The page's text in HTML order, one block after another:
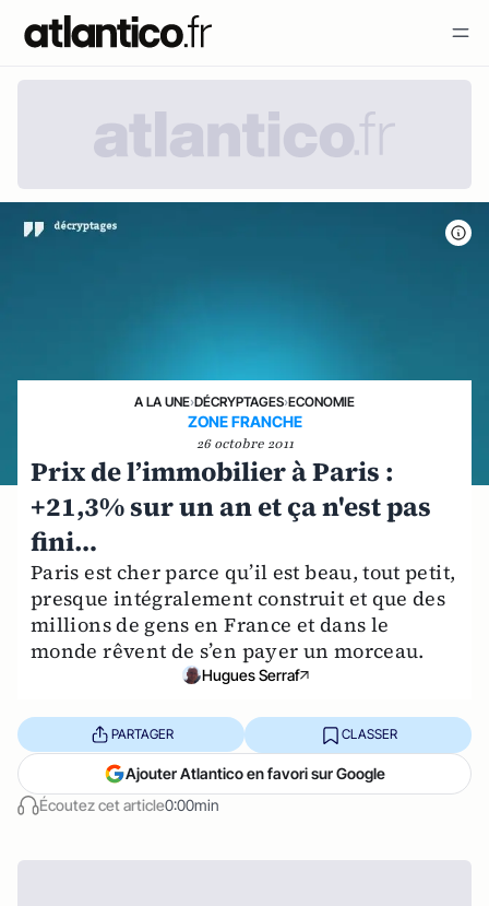
A LA UNE›DÉCRYPTAGES›ECONOMIE
ZONE FRANCHE
26 octobre 2011
Prix de l’immobilier à Paris :
+21,3% sur un an et ça n'est pas
fini…
Paris est cher parce qu’il est beau, tout petit,
presque intégralement construit et que des
millions de gens en France et dans le
monde rêvent de s’en payer un morceau.
Hugues Serraf
Écoutez cet article0:00min
PARTAGER CLASSER
Ajouter Atlantico en favori sur Google